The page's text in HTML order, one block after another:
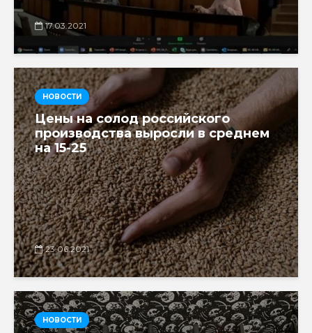
17.03.2021
НОВОСТИ
Цены на солод российского
производства выросли в среднем
на 15-25
23.06.2021
НОВОСТИ